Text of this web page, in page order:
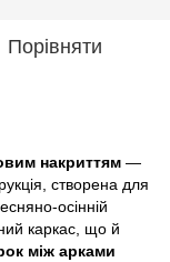
Порівняти
накриттям —
створена для
каркас, що й
між арками